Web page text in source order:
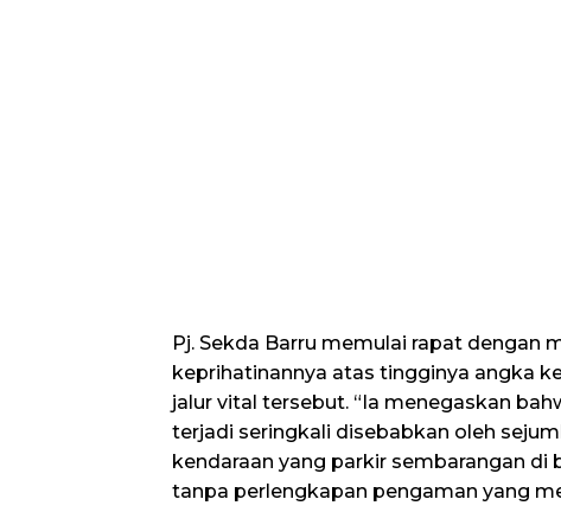
Pj. Sekda Barru memulai rapat dengan
keprihatinannya atas tingginya angka
jalur vital tersebut. “Ia menegaskan
terjadi seringkali disebabkan oleh
kendaraan yang parkir sembarangan di
tanpa perlengkapan pengaman yang